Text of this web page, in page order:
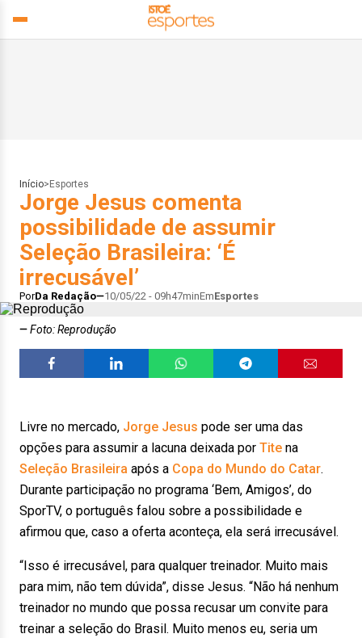
Início> Esportes
Jorge Jesus comenta
possibilidade de assumir
Seleção Brasileira: ‘É
irrecusável’
PorDa Redação 10/05/22 - 09h47minEmEsportes
Foto: Reprodução
Livre no mercado, Jorge Jesus pode ser uma das
opções para assumir a lacuna deixada por Tite na
Seleção Brasileira após a Copa do Mundo do Catar.
Durante participação no programa ‘Bem, Amigos’, do
SporTV, o português falou sobre a possibilidade e
afirmou que, caso a oferta aconteça, ela será irrecusável.
“Isso é irrecusável, para qualquer treinador. Muito mais
para mim, não tem dúvida”, disse Jesus. “Não há nenhum
treinador no mundo que possa recusar um convite para
treinar a seleção do Brasil. Muito menos eu, seria um